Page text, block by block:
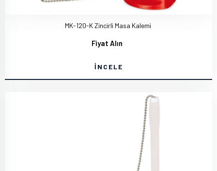
MK-120-K Zincirli Masa Kalemi
Fiyat Alın
İNCELE